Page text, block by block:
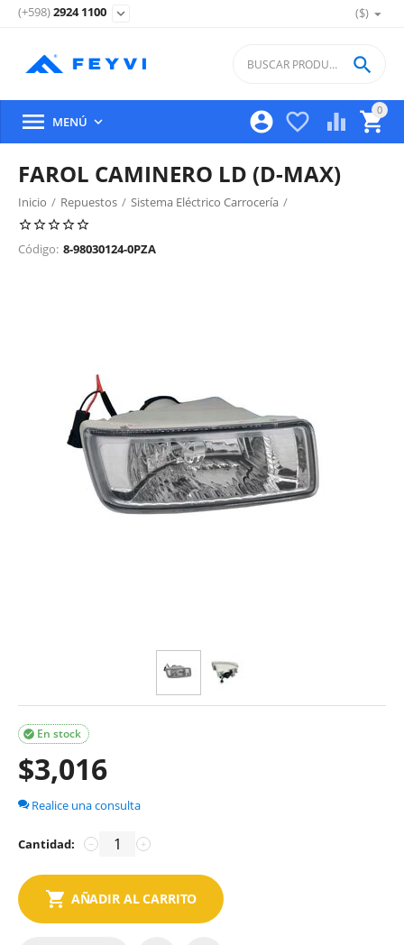
($)
(+598)2924 1100 expand_more
0

 


 MENÚ 
FAROL CAMINERO LD (D-MAX)
Inicio / Repuestos / Sistema Eléctrico Carrocería /
Iluminacion Exterior Delantera
Código: 8-98030124-0PZA
En stock

$3,016
Realice una consulta
Cantidad: +
−
AÑADIR AL CARRITO